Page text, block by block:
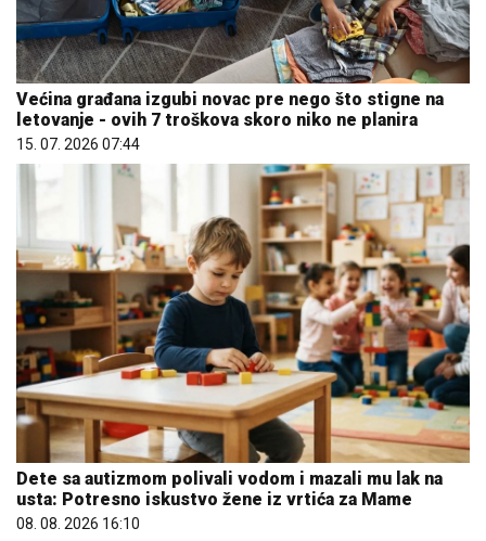
Većina građana izgubi novac pre nego što stigne na
letovanje - ovih 7 troškova skoro niko ne planira
15. 07. 2026 07:44
Dete sa autizmom polivali vodom i mazali mu lak na
usta: Potresno iskustvo žene iz vrtića za Mame
08. 08. 2026 16:10